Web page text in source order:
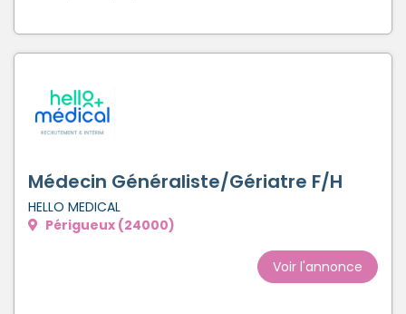
Médecin Généraliste/Gériatre F/H
HELLO MEDICAL
Périgueux (24000)
Voir l'annonce